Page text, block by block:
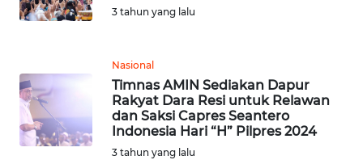
3 tahun yang lalu
Nasional
Timnas AMIN Sediakan Dapur
Rakyat Dara Resi untuk Relawan
dan Saksi Capres Seantero
Indonesia Hari “H” Pilpres 2024
3 tahun yang lalu
WN
SUMSEL
BENGKULU
WN
LAMPUNG